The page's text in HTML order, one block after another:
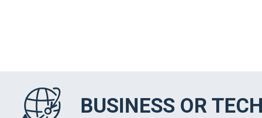
BUSINESS OR